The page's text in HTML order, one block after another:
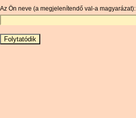
Az Ön neve (a megjelenítendő val-a magyarázat):